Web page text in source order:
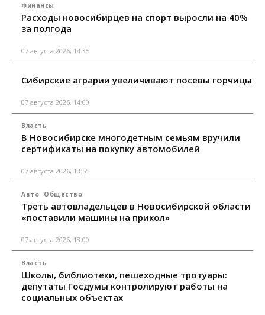
Финансы
Расходы новосибирцев на спорт выросли на 40%
за полгода
07 августа 2026, 14:35
Сибирские аграрии увеличивают посевы горчицы
07 августа 2026, 14:00
Власть
В Новосибирске многодетным семьям вручили
сертификаты на покупку автомобилей
07 августа 2026, 13:55
Авто Общество
Треть автовладельцев в Новосибирской области
«поставили машины на прикол»
07 августа 2026, 13:00
Власть
Школы, библиотеки, пешеходные тротуары:
депутаты Госдумы контролируют работы на
социальных объектах